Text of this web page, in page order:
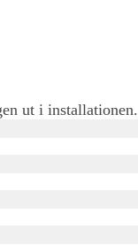
ut i installationen.